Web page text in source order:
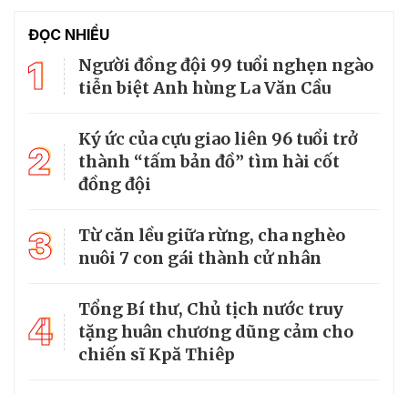
ĐỌC NHIỀU
1
Người đồng đội 99 tuổi nghẹn ngào
tiễn biệt Anh hùng La Văn Cầu
2
Ký ức của cựu giao liên 96 tuổi trở
thành “tấm bản đồ” tìm hài cốt
đồng đội
3
Từ căn lều giữa rừng, cha nghèo
nuôi 7 con gái thành cử nhân
4
Tổng Bí thư, Chủ tịch nước truy
tặng huân chương dũng cảm cho
chiến sĩ Kpă Thiêp